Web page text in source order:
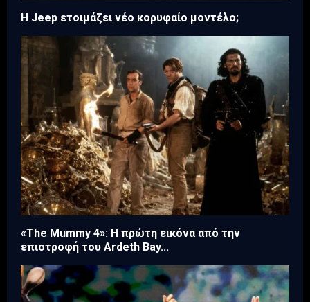
H Jeep ετοιμάζει νέο κορυφαίο μοντέλο;
«The Mummy 4»: Η πρώτη εικόνα από την
επιστροφή του Ardeth Bay...